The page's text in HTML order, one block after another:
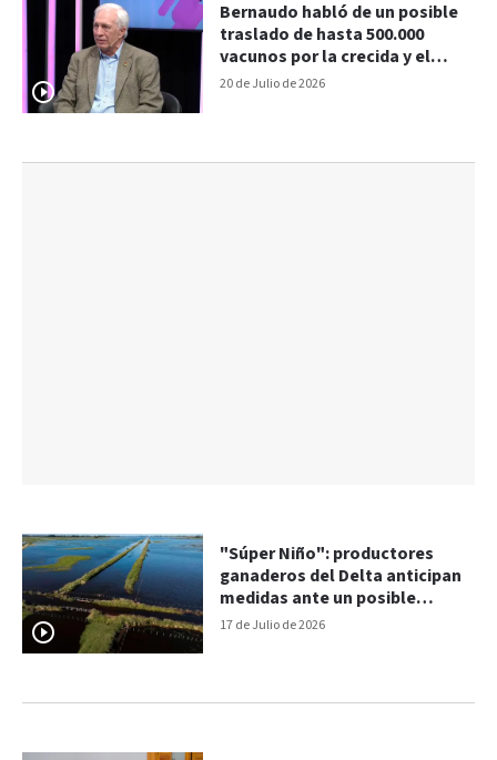
20 de Julio de 2026
Bernaudo habló de un posible
traslado de hasta 500.000
vacunos por la crecida y el
seguro para maíz en Entre Ríos
17 de Julio de 2026
"Súper Niño": productores
ganaderos del Delta anticipan
medidas ante un posible
escenario de intensas lluvias